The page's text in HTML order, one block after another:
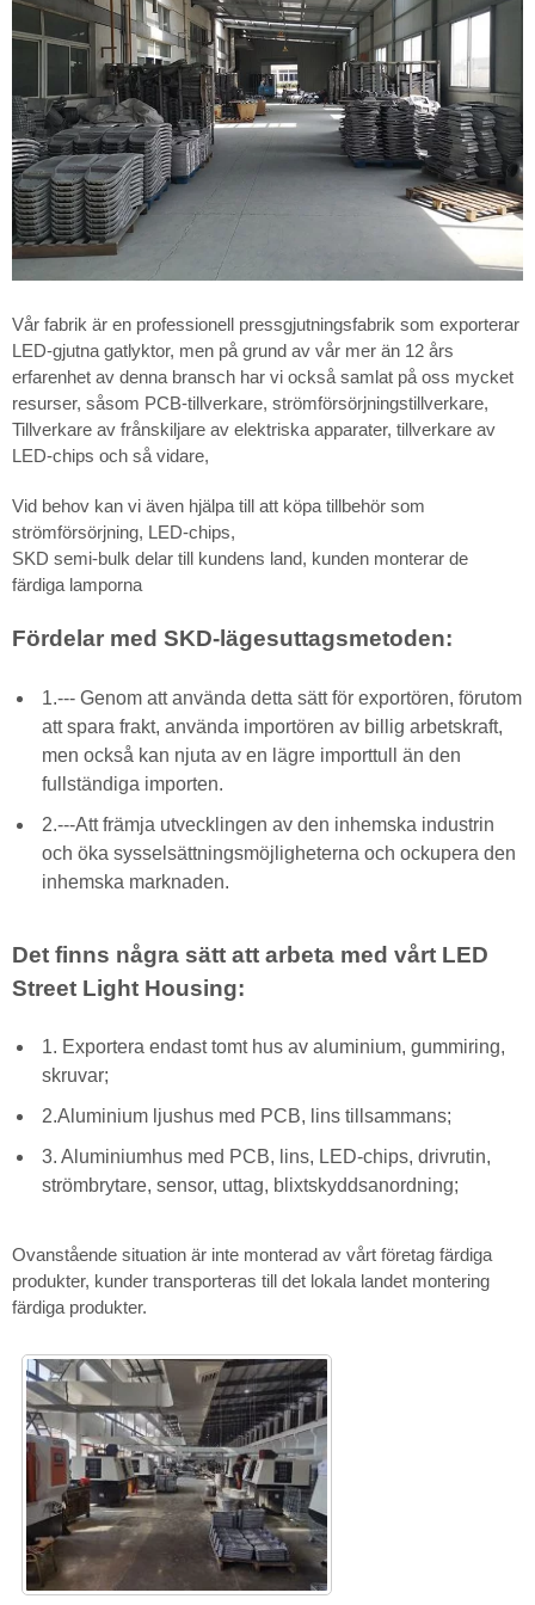
Vår fabrik är en professionell pressgjutningsfabrik som exporterar
LED-gjutna gatlyktor, men på grund av vår mer än 12 års
erfarenhet av denna bransch har vi också samlat på oss mycket
resurser, såsom PCB-tillverkare, strömförsörjningstillverkare,
Tillverkare av frånskiljare av elektriska apparater, tillverkare av
LED-chips och så vidare,
Vid behov kan vi även hjälpa till att köpa tillbehör som
strömförsörjning, LED-chips,
SKD semi-bulk delar till kundens land, kunden monterar de
färdiga lamporna
Fördelar med SKD-lägesuttagsmetoden:
1.--- Genom att använda detta sätt för exportören, förutom
att spara frakt, använda importören av billig arbetskraft,
men också kan njuta av en lägre importtull än den
fullständiga importen.
2.---Att främja utvecklingen av den inhemska industrin
och öka sysselsättningsmöjligheterna och ockupera den
inhemska marknaden.
Det finns några sätt att arbeta med vårt LED
Street Light Housing:
1. Exportera endast tomt hus av aluminium, gummiring,
skruvar;
2.Aluminium ljushus med PCB, lins tillsammans;
3. Aluminiumhus med PCB, lins, LED-chips, drivrutin,
strömbrytare, sensor, uttag, blixtskyddsanordning;
Ovanstående situation är inte monterad av vårt företag färdiga
produkter, kunder transporteras till det lokala landet montering
färdiga produkter.